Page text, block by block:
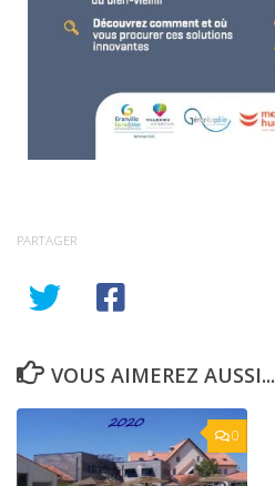
PARTAGER
VOUS AIMEREZ AUSSI...
0